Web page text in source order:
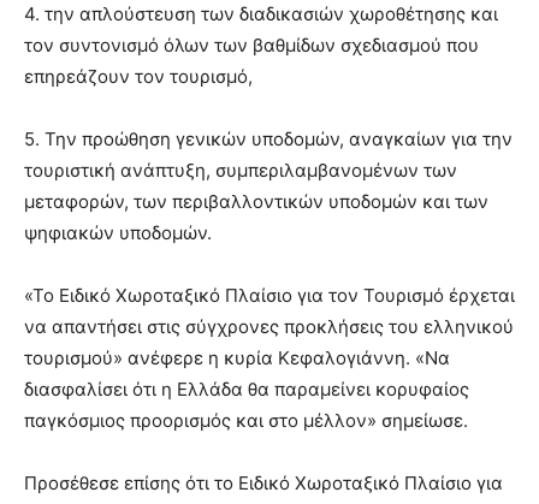
4. την απλούστευση των διαδικασιών χωροθέτησης και
τον συντονισμό όλων των βαθμίδων σχεδιασμού που
επηρεάζουν τον τουρισμό,
5. Την προώθηση γενικών υποδομών, αναγκαίων για την
τουριστική ανάπτυξη, συμπεριλαμβανομένων των
μεταφορών, των περιβαλλοντικών υποδομών και των
ψηφιακών υποδομών.
«Το Ειδικό Χωροταξικό Πλαίσιο για τον Τουρισμό έρχεται
να απαντήσει στις σύγχρονες προκλήσεις του ελληνικού
τουρισμού» ανέφερε η κυρία Κεφαλογιάννη. «Να
διασφαλίσει ότι η Ελλάδα θα παραμείνει κορυφαίος
παγκόσμιος προορισμός και στο μέλλον» σημείωσε.
Προσέθεσε επίσης ότι το Ειδικό Χωροταξικό Πλαίσιο για